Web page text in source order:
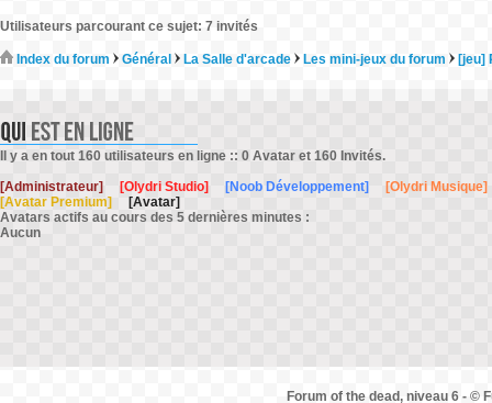
Utilisateurs parcourant ce sujet: 7 invités
Index du forum Général La Salle d'arcade Les mini-jeux du forum [jeu]
Il y a en tout 160 utilisateurs en ligne :: 0 Avatar et 160 Invités.
[Administrateur]
[Olydri Studio] [Noob Développement]
[Olydri Musique]
[Avatar Premium]
[Avatar]
Avatars actifs au cours des 5 dernières minutes :
Aucun
Forum of the dead, niveau 6 - ©